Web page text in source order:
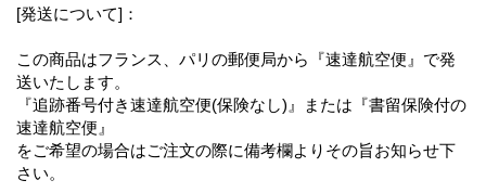
[発送について]：
この商品はフランス、パリの郵便局から『速達航空便』で発
送いたします。
『追跡番号付き速達航空便(保険なし)』または『書留保険付の
速達航空便』
をご希望の場合はご注文の際に備考欄よりその旨お知らせ下
さい。